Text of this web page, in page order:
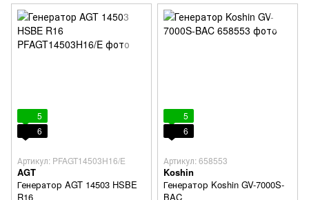
5
6
Артикул: PFAGT14503H16/E
AGT
Генератор AGT 14503 HSBE
R16
5
6
Артикул: 658553
Koshin
Генератор Koshin GV-7000S-
BAC